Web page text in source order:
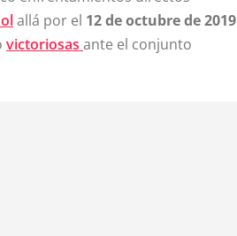
allá por el 12 de octubre de 2019
victoriosas ante el conjunto